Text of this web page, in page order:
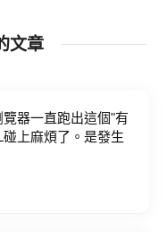
文章
器一直跑出這個"有
上麻煩了。是發生